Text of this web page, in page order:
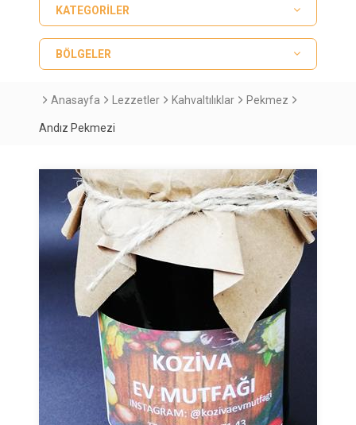
KATEGORILER
BÖLGELER
Anasayfa Lezzetler Kahvaltılıklar Pekmez
Andız Pekmezi